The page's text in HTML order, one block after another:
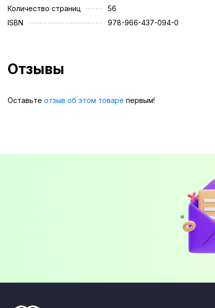
Количество страниц
56
ISBN
978-966-437-094-0
Отзывы
Оставьте отзыв об этом товаре первым!